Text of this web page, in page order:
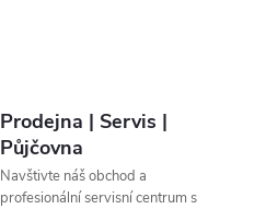
Prodejna | Servis |
Půjčovna
Navštivte náš obchod a
profesionální servisní centrum s